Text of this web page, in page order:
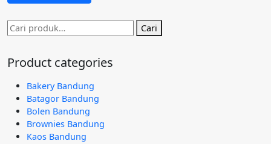
Pencarian
untuk:
Cari
Product categories
Bakery Bandung
Batagor Bandung
Bolen Bandung
Brownies Bandung
Kaos Bandung